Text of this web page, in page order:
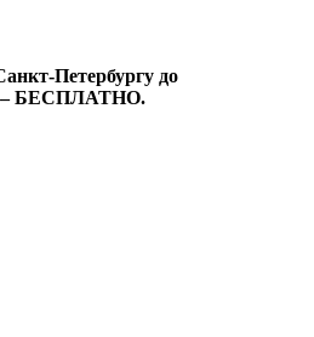
Петербургу до
– БЕСПЛАТНО.